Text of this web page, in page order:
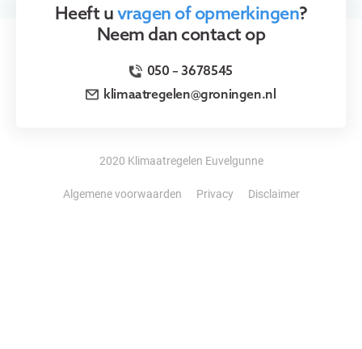
Heeft uvragen of opmerkingen?
Neem dan contact op
050 – 3678545
klimaatregelen@groningen.nl
2020 Klimaatregelen Euvelgunne
Algemene voorwaarden Privacy Disclaimer